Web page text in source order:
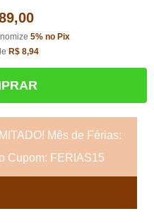
5% no Pix
R$ 8,94
Mês de Férias:
Cupom: FERIAS15